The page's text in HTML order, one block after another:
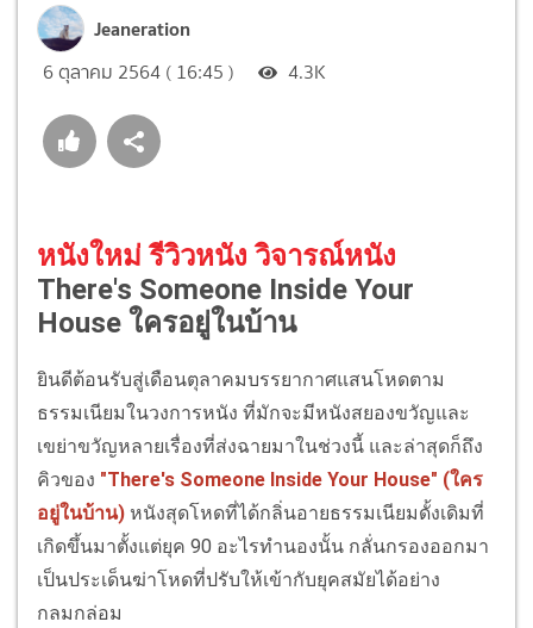
Jeaneration
6 ตุลาคม 2564 ( 16:45 ) 4.3K
หนังใหม่ รีวิวหนัง วิจารณ์หนัง
There's Someone Inside Your
House ใครอยู่ในบ้าน
ยินดีต้อนรับสู่เดือนตุลาคมบรรยากาศแสนโหดตาม
ธรรมเนียมในวงการหนัง ที่มักจะมีหนังสยองขวัญและ
เขย่าขวัญหลายเรื่องที่ส่งฉายมาในช่วงนี้ และล่าสุดก็ถึง
คิวของ "There's Someone Inside Your House" (ใคร
อยู่ในบ้าน) หนังสุดโหดที่ได้กลิ่นอายธรรมเนียมดั้งเดิมที่
เกิดขึ้นมาตั้งแต่ยุค 90 อะไรทำนองนั้น กลั่นกรองออกมา
เป็นประเด็นฆ่าโหดที่ปรับให้เข้ากับยุคสมัยได้อย่าง
กลมกล่อม